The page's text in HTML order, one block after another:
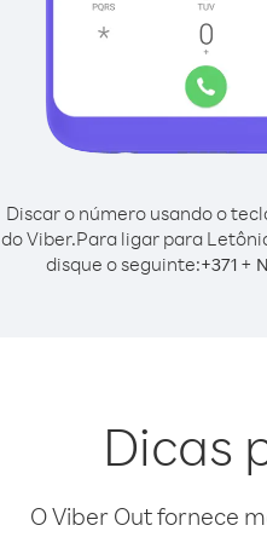
Discar o número usando o
do Viber.Para ligar para
disque o seguinte:+371 +
Dicas
O Viber Out fornece